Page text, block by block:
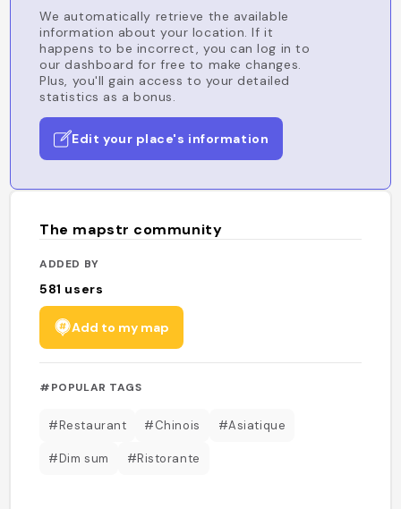
We automatically retrieve the available
information about your location. If it
happens to be incorrect, you can log in to
our dashboard for free to make changes.
Plus, you'll gain access to your detailed
statistics as a bonus.
Edit your place's information
The mapstr community
ADDED BY
581 users
Add to my map
#POPULAR TAGS
#Restaurant #Chinois #Asiatique
#Dim sum #Ristorante